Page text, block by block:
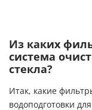
Из каких
система
стекла?
Итак, какие
водоподготовки